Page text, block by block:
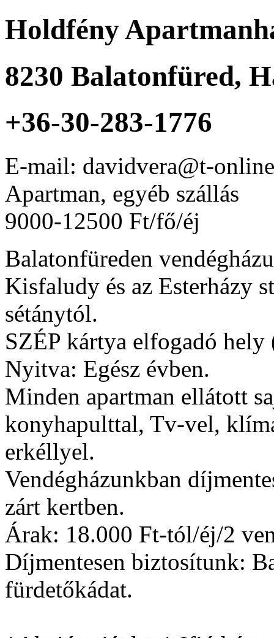
Holdfény
8230 Balatonfüred,
+36-30-283-1776
E-mail: davidvera@t-
Apartman, egyéb szállás
9000-12500 Ft/fő/éj
Balatonfüreden
Kisfaludy és az Esterházy
sétánytól.
SZÉP kártya elfogadó
Nyitva: Egész évben.
Minden apartman ellátott
konyhapulttal, Tv-vel,
erkéllyel.
Vendégházunkban
zárt kertben.
Árak: 18.000 Ft-tól/éj/2
Díjmentesen biztosítunk:
fürdetőkádat.